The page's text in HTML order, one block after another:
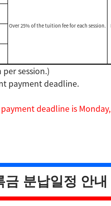
Over 25% of the tuition fee for each session.
session.)
payment deadline.
deadline is Monday,
금 분납일정 안내